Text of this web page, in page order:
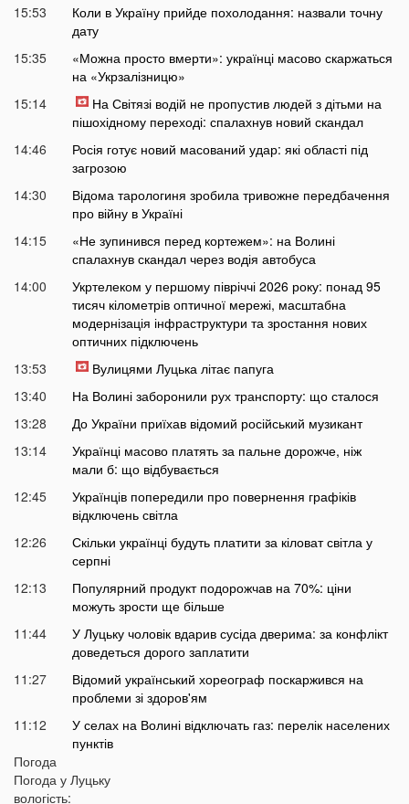
15:53
Коли в Україну прийде похолодання: назвали точну
дату
15:35
«Можна просто вмерти»: українці масово скаржаться
на «Укрзалізницю»
15:14
На Світязі водій не пропустив людей з дітьми на
пішохідному переході: спалахнув новий скандал
14:46
Росія готує новий масований удар: які області під
загрозою
14:30
Відома тарологиня зробила тривожне передбачення
про війну в Україні
14:15
«Не зупинився перед кортежем»: на Волині
спалахнув скандал через водія автобуса
14:00
Укртелеком у першому півріччі 2026 року: понад 95
тисяч кілометрів оптичної мережі, масштабна
модернізація інфраструктури та зростання нових
оптичних підключень
13:53
Вулицями Луцька літає папуга
13:40
На Волині заборонили рух транспорту: що сталося
13:28
До України приїхав відомий російський музикант
13:14
Українці масово платять за пальне дорожче, ніж
мали б: що відбувається
12:45
Українців попередили про повернення графіків
відключень світла
12:26
Скільки українці будуть платити за кіловат світла у
серпні
12:13
Популярний продукт подорожчав на 70%: ціни
можуть зрости ще більше
11:44
У Луцьку чоловік вдарив сусіда дверима: за конфлікт
доведеться дорого заплатити
11:27
Відомий український хореограф поскаржився на
проблеми зі здоров'ям
11:12
У селах на Волині відключать газ: перелік населених
пунктів
10:56
10:43
Погода
Погода у Луцьку
вологість: